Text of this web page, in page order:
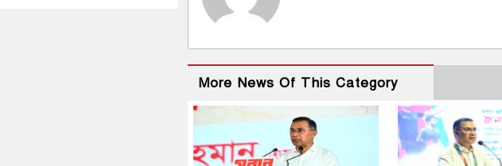
More News Of This Category